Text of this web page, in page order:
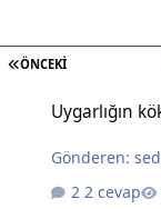
İLK SAYFA
ÖNCEKI
Uygarlığın
Gönderen:
2 cevap